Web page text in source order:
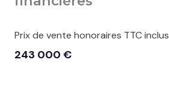
Prix de vente honoraires TTC inclus
243 000 €